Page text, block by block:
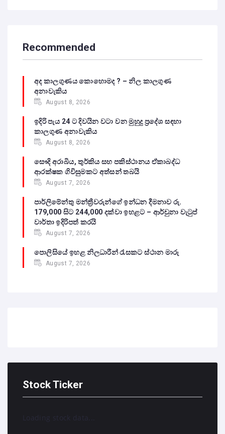
Recommended
අද කාලගුණය කොහොමද ? – නිල කාලගුණ
අනාවැකිය
August 8, 2026
ඉදිරි පැය 24 ට දිවයින වටා වන මුහුදු ප්‍රදේශ සඳහා
කාලගුණ අනාවැකිය
August 8, 2026
සෞදි අරාබිය, තුර්කිය සහ පකිස්ථානය ඒකාබද්ධ
ආරක්ෂක ගිවිසුමකට අත්සන් තබයි
August 7, 2026
පාර්ලිමේන්තු මන්ත්‍රීවරුන්ගේ ඉන්ධන දීමනාව රු.
179,000 සිට 244,000 දක්වා ඉහළට – ආර්චුනා වැටුප්
වාර්තා ඉදිරිපත් කරයි
August 7, 2026
පොලිසියේ ඉහළ නිලධාරීන් රැසකට ස්ථාන මාරු
August 7, 2026
Stock Ticker
Loading stock data...